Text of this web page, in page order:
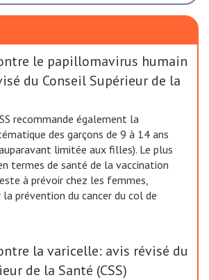
le papillomavirus humain
du Conseil Supérieur de la
recommande également la
des garçons de 9 à 14 ans
limitée aux filles). Le plus
termes de santé de la vaccination
à prévoir chez les femmes,
prévention du cancer du col de
la varicelle: avis révisé du
de la Santé (CSS)